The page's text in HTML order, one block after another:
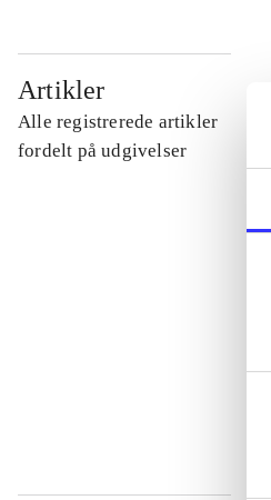
Artikler
Alle registrerede artikler
fordelt på udgivelser